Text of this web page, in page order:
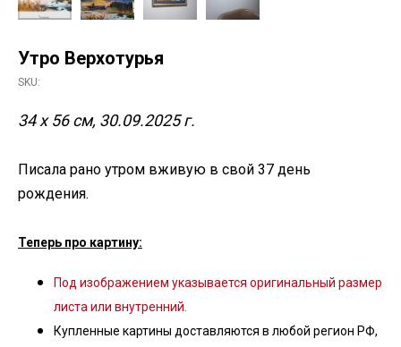
Утро Верхотурья
SKU:
34 х 56 см, 30.09.2025 г.
Писала рано утром вживую в свой 37 день
рождения.
Теперь про картину:
Под изображением указывается оригинальный размер
листа или внутренний.
Купленные картины доставляются в любой регион РФ,